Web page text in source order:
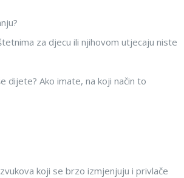
za djecu ili njihovom utjecaju niste
dijete? Ako imate, na koji način to
koji se brzo izmjenjuju i privlače